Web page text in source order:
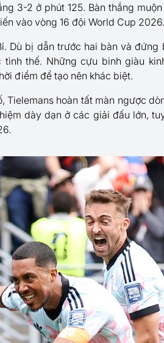
3-2 ở phút 125. Bàn thắng
vào vòng 16 đội World Cup 2026.
Dù bị dẫn trước hai bàn và đứng
thế. Những cựu binh giàu
điểm để tạo nên khác biệt.
Tielemans hoàn tất màn ngược
dày dạn ở các giải đấu lớn,